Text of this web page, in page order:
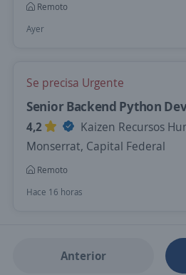
Remoto
Ayer
Se precisa Urgente
Senior Backend Python
4,2
Kaizen Recursos
Monserrat, Capital Federal
Remoto
Hace 16 horas
Anterior